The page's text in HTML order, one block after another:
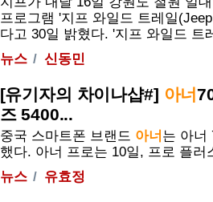
프로그램 '지프 와일드 트레일
다고 30일 밝혔다. '지프 와일드 트
뉴스
신동민
[유기자의 차이나샵#] 아너
즈 5400...
중국 스마트폰 브랜드 아너 는 아너
했다. 아너 프로는 10일, 프로 플
뉴스
유효정